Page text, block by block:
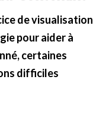
de visualisation
pour aider à
certaines
difficiles